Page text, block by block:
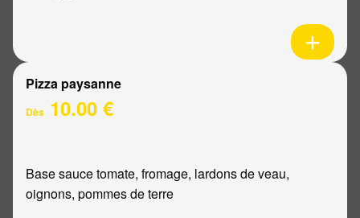
Pizza paysanne
Dès 10.00 €
Base sauce tomate, fromage, lardons de veau,
oignons, pommes de terre